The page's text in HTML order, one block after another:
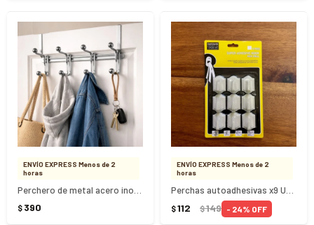
ENVÍO EXPRESS Menos de 2
horas
$ 390
ENVÍO EXPRESS Menos de 2
horas
$112 $149 24